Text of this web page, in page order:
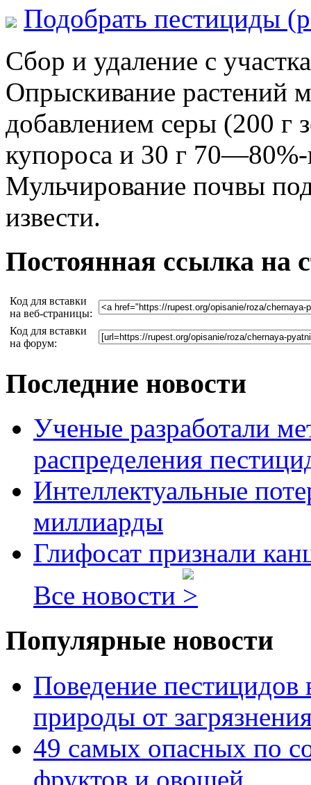
Подобрать пестициды
Сбор и удаление с
Опрыскивание растений
добавлением серы (200 г
купороса и 30 г
Мульчирование почвы
извести.
Постоянная ссылка на
Код для вставки
на веб-страницы:
Код для вставки
на форум:
Последние новости
Ученые разработали
распределения
Интеллектуальные
миллиарды
Глифосат признали
Все новости
Популярные новости
Поведение
природы от
49 самых опасных по